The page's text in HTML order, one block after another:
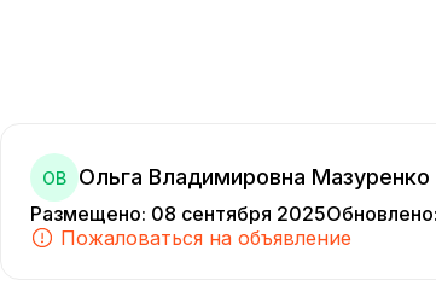
ОВ Ольга Владимировна Мазуренко
Размещено: 08 сентября 2025Обновлено:
Пожаловаться на объявление